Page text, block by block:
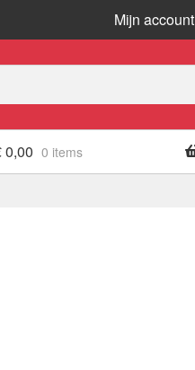
Mijn account
0,00 0 items